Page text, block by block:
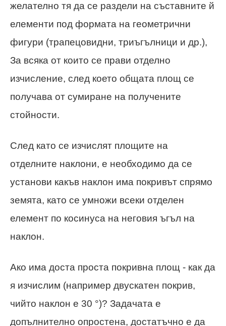
желателно тя да се раздели на съставните й
елементи под формата на геометрични
фигури (трапецовидни, триъгълници и др.),
За всяка от които се прави отделно
изчисление, след което общата площ се
получава от сумиране на получените
стойности.
След като се изчислят площите на
отделните наклони, е необходимо да се
установи какъв наклон има покривът спрямо
земята, като се умножи всеки отделен
елемент по косинуса на неговия ъгъл на
наклон.
Ако има доста проста покривна площ - как да
я изчислим (например двускатен покрив,
чийто наклон е 30 °)? Задачата е
допълнително опростена, достатъчно е да